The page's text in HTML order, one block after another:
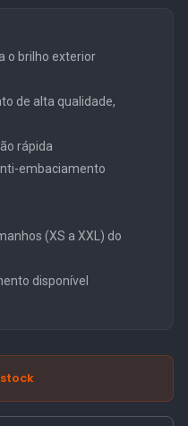
o brilho exterior
de alta qualidade,
rápida
embaciamento
(XS a XXL) do
disponível